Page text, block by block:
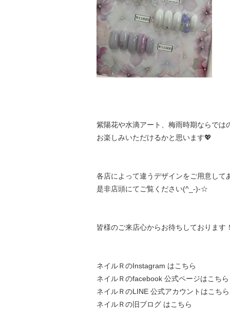
紫陽花や水滴アート、梅雨時期ならでは
お楽しみいただけるかと思います💖
各店によって違うデザインをご用意して
是非店頭にてご覧ください(^_-)-☆
皆様のご来店心からお待ちしております！
ネイルＲのInstagram はこちら
ネイルＲのfacebook 公式ページはこちら
ネイルＲのLINE 公式アカウントはこちら
ネイルＲの旧ブログ はこちら